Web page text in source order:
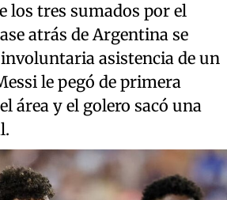
los tres sumados por el
atrás de Argentina se
asistencia de un
le pegó de primera
área y el golero sacó una